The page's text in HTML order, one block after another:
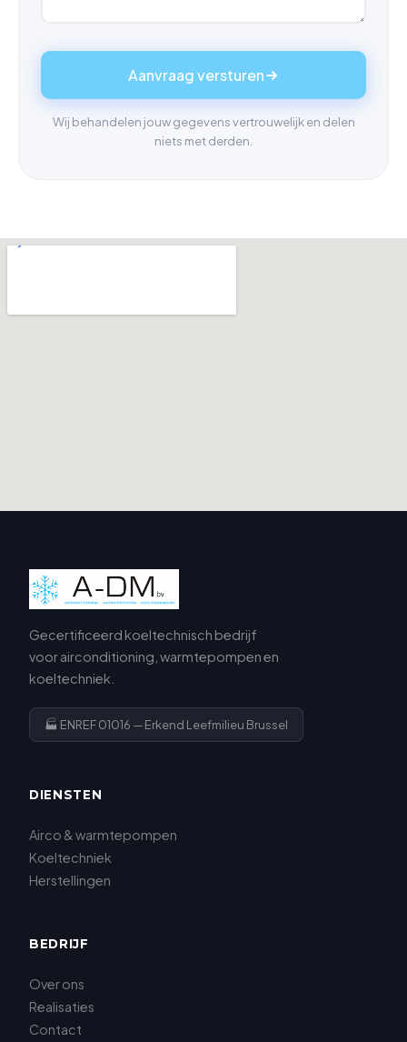
Aanvraag versturen
Wij behandelen jouw gegevens vertrouwelijk en delen
niets met derden.
Gecertificeerd koeltechnisch bedrijf
voor airconditioning, warmtepompen en
koeltechniek.
🏭 ENREF 01016 — Erkend Leefmilieu Brussel
DIENSTEN
Airco & warmtepompen
Koeltechniek
Herstellingen
BEDRIJF
Over ons
Realisaties
Contact